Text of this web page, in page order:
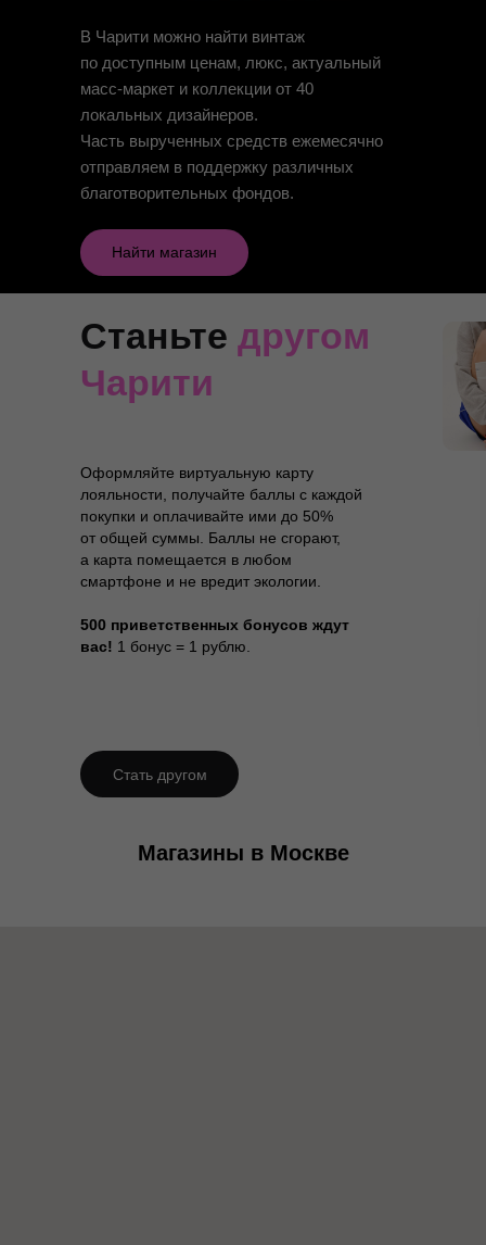
В Чарити можно найти винтаж
по доступным ценам, люкс, актуальный
масс-маркет и коллекции от 40
локальных дизайнеров.
Часть вырученных средств ежемесячно
отправляем в поддержку различных
благотворительных фондов.
Найти магазин
Стать другом
Станьте другом
Чарити
Оформляйте виртуальную карту
лояльности, получайте баллы с каждой
покупки и оплачивайте ими до 50%
от общей суммы. Баллы не сгорают,
а карта помещается в любом
смартфоне и не вредит экологии.
500 приветственных бонусов ждут
вас! 1 бонус = 1 рублю.
Магазины в Москве